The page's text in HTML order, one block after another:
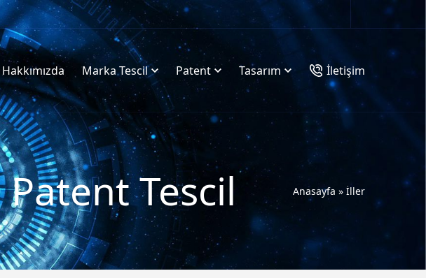
Hakkımızda Marka Tescil Patent Tasarım İletişim
Tescil Anasayfa » İller